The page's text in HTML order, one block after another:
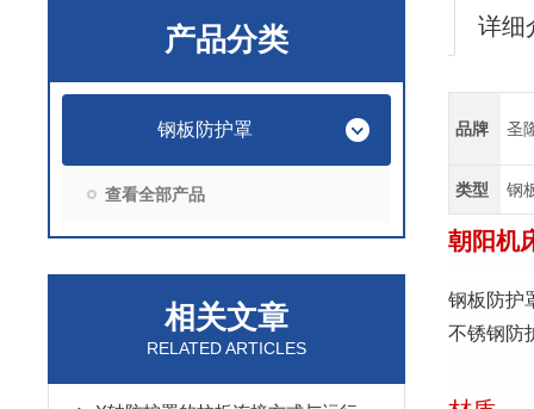
产品分类
钢板防护罩
查看全部产品
相关文章
RELATED ARTICLES
详细
品牌 圣
类型 钢
朝阳机
钢板防护
不锈钢防